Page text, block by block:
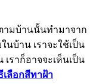
ามบ้านนั้นทำมาจาก
นบ้าน เราจะใช้เป็น
ราก็อาจจะเห็นเป็น
เลือกสีทาฝ้า